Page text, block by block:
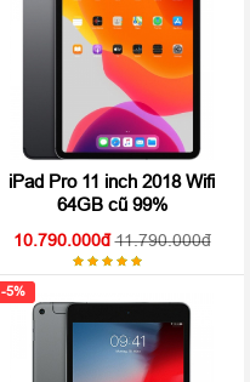
iPad Pro 11 inch 2018 Wifi
64GB cũ 99%
10.790.000 11.790.000
Được
4.92
-5%